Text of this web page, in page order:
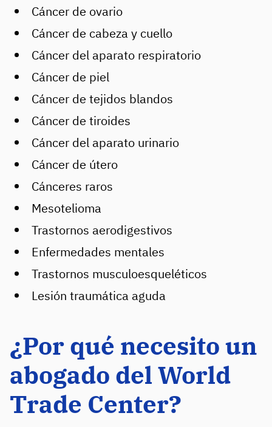
Cáncer de ovario
Cáncer de cabeza y cuello
Cáncer del aparato respiratorio
Cáncer de piel
Cáncer de tejidos blandos
Cáncer de tiroides
Cáncer del aparato urinario
Cáncer de útero
Cánceres raros
Mesotelioma
Trastornos aerodigestivos
Enfermedades mentales
Trastornos musculoesqueléticos
Lesión traumática aguda
¿Por qué necesito un
abogado del World
Trade Center?